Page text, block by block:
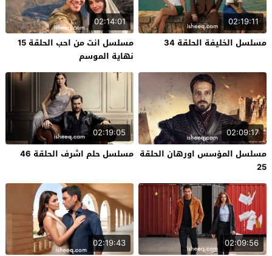
02:19:11
مسلسل الخليفة الحلقة 34
02:14:01
مسلسل انت من احب الحلقة 15
نهاية الموسم
02:09:17
مسلسل المؤسس اورهان الحلقة
25
02:19:05
مسلسل حلم اشرف الحلقة 46
02:09:56
02:19:43